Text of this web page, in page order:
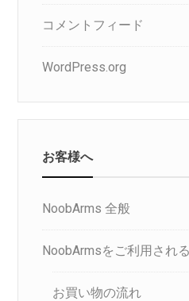
コメントフィード
WordPress.org
お客様へ
NoobArms 全般
NoobArmsをご利用され
お買い物の流れ